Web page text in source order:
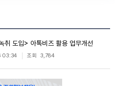
취 도입> 아톡비즈 활용 업무개선
03:34 조회 3,784